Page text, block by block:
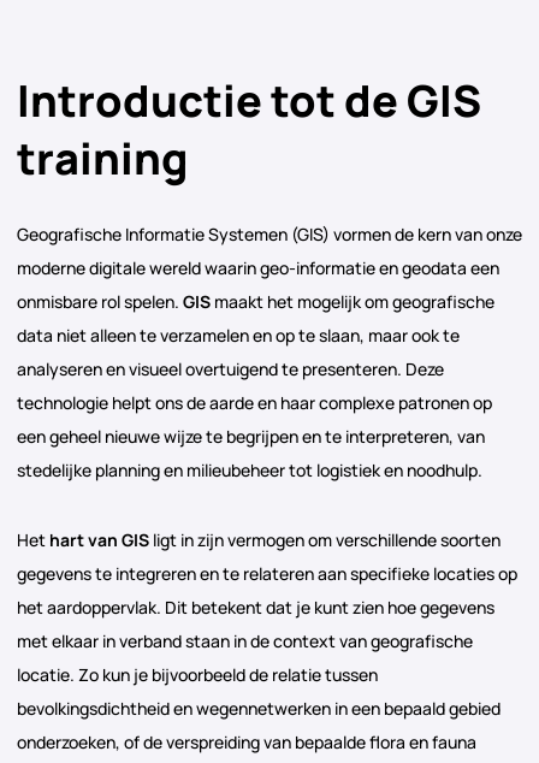
Introductie tot de GIS
training
Geografische Informatie Systemen (GIS) vormen de kern van onze
moderne digitale wereld waarin geo-informatie en geodata een
onmisbare rol spelen. GIS maakt het mogelijk om geografische
data niet alleen te verzamelen en op te slaan, maar ook te
analyseren en visueel overtuigend te presenteren. Deze
technologie helpt ons de aarde en haar complexe patronen op
een geheel nieuwe wijze te begrijpen en te interpreteren, van
stedelijke planning en milieubeheer tot logistiek en noodhulp.
Het hart van GIS ligt in zijn vermogen om verschillende soorten
gegevens te integreren en te relateren aan specifieke locaties op
het aardoppervlak. Dit betekent dat je kunt zien hoe gegevens
met elkaar in verband staan in de context van geografische
locatie. Zo kun je bijvoorbeeld de relatie tussen
bevolkingsdichtheid en wegennetwerken in een bepaald gebied
onderzoeken, of de verspreiding van bepaalde flora en fauna